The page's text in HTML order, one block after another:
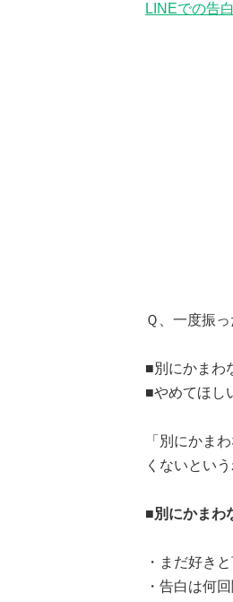
LINEでの告
Ｑ、一度振
■別にかま
■やめてほ
「別にかま
くないとい
■別にかまわ
・まだ好き
・告白は何